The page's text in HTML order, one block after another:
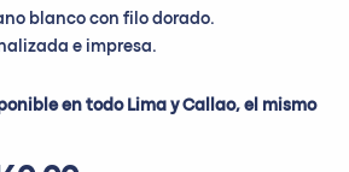
blanco con filo dorado.
e impresa.
en todo Lima y Callao, el mismo